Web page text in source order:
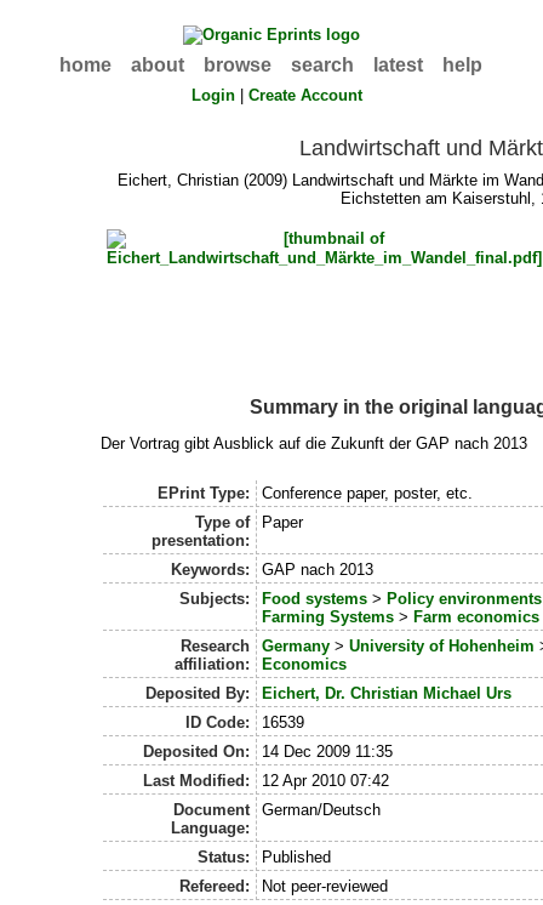
home about browse search latest help
Login |Create Account
Landwirtschaft und
Eichert, Christian(2009) Landwirtschaft und Märkte im
Eichstetten am Kaiserstuhl,
Summary in the original
Der Vortrag gibt Ausblick auf die Zukunft der GAP nach 2013
EPrint Type:
Conference paper, poster, etc.
Type of
presentation:
Paper
Keywords:
GAP nach 2013
Subjects:
Food systems> Policy
Farming Systems> Farm economics
Research
affiliation:
Germany> University of Hohenheim
Economics
Deposited By:
Eichert, Dr. Christian Michael Urs
ID Code:
16539
Deposited On:
14 Dec 2009 11:35
Last Modified:
12 Apr 2010 07:42
Document
Language:
German/Deutsch
Status:
Published
Refereed:
Not peer-reviewed